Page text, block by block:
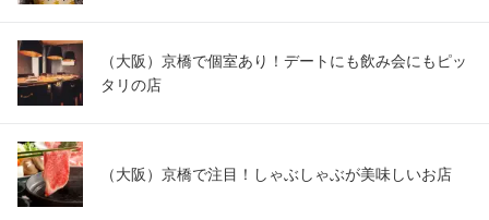
（大阪）京橋で個室あり！デートにも飲み会にもピッ
タリの店
（大阪）京橋で注目！しゃぶしゃぶが美味しいお店